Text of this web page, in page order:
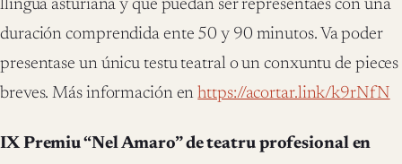
llingua asturiana y que puedan ser representaes con una
duración comprendida ente 50 y 90 minutos. Va poder
presentase un únicu testu teatral o un conxuntu de pieces
breves. Más información enhttps://acortar.link/k9rNfN
IX Premiu “Nel Amaro” de teatru profesional en